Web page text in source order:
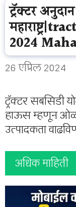
ट्रॅक्टर
2024
26 एप्रिल 2024
ट्रॅक्टर सबसिडी
हाऊस म्हणून
उत्पादकता
अधिक माहिती